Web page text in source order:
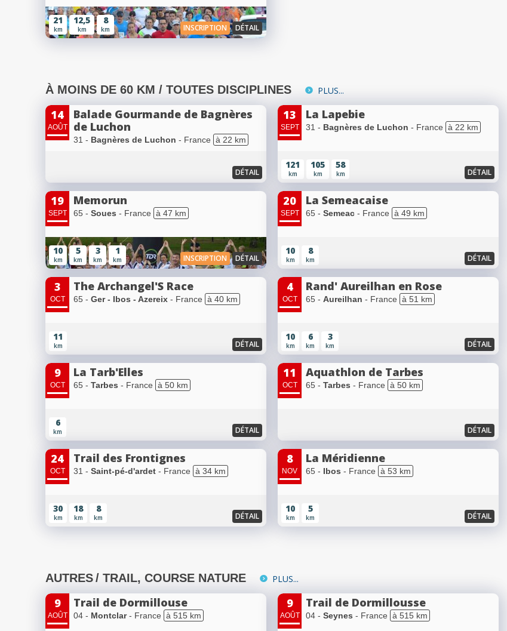
21
km
12,5
km
8
km INSCRIPTION DÉTAIL
À MOINS DE 60 KM / TOUTES DISCIPLINES PLUS...
14
AOÛT
Balade Gourmande de Bagnères
de Luchon
31 - Bagnères de Luchon - France à 22 km
DÉTAIL
13
SEPT
La Lapebie
31 - Bagnères de Luchon - France à 22 km
121
km
105
km
58
km DÉTAIL
19
SEPT
Memorun
65 - Soues - France à 47 km
10
km
5
km
3
km
1
km INSCRIPTION DÉTAIL
20
SEPT
La Semeacaise
65 - Semeac - France à 49 km
10
km
8
km DÉTAIL
3
OCT
The Archangel'S Race
65 - Ger - Ibos - Azereix - France à 40 km
11
km DÉTAIL
4
OCT
Rand' Aureilhan en Rose
65 - Aureilhan - France à 51 km
10
km
6
km
3
km DÉTAIL
9
OCT
La Tarb'Elles
65 - Tarbes - France à 50 km
6
km DÉTAIL
11
OCT
Aquathlon de Tarbes
65 - Tarbes - France à 50 km
DÉTAIL
24
OCT
Trail des Frontignes
31 - Saint-pé-d'ardet - France à 34 km
30
km
18
km
8
km DÉTAIL
8
NOV
La Méridienne
65 - Ibos - France à 53 km
10
km
5
km DÉTAIL
AUTRES/ TRAIL, COURSE NATURE PLUS...
9
AOÛT
Trail de Dormillouse
04 - Montclar- France à 515 km
9
AOÛT
Trail de Dormillousse
04 - Seynes - France à 515 km